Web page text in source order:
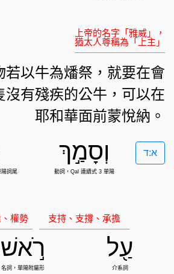
若以牛為燔祭，就要在會
沒有殘疾的公牛，可以在
耶和華面前蒙悅納。
א:ד וְסָמַ֣ךְ
עַ֖ל רֹ֣אשׁ